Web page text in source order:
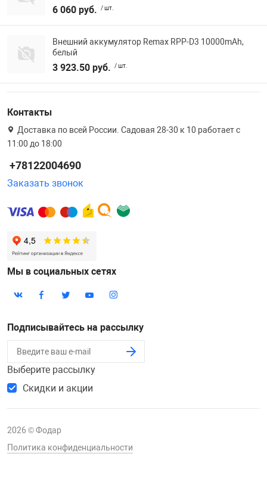
6 060 руб. / шт.
Внешний аккумулятор Remax RPP-D3 10000mAh,
белый
3 923.50 руб. / шт.
Контакты
Доставка по всей России. Садовая 28-30 к 10 работает с
11:00 до 18:00
+78122004690
Заказать звонок
Мы в социальных сетях
Подписывайтесь на рассылку
Выберите рассылку
Скидки и акции
2026 © Фодар
Политика конфиденциальности